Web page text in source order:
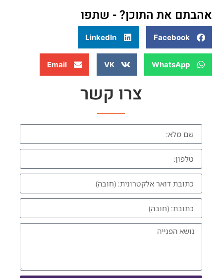
אהבתם את התוכן? - שתפו
Facebook
LinkedIn
WhatsApp
VK
Email
צרו קשר